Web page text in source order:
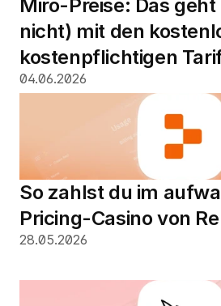
Miro-Preise: Das
nicht) mit den
kostenpflichtigen
04.06.2026
So zahlst du im
Pricing-Casino von
28.05.2026